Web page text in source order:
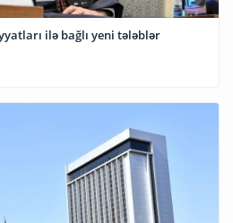
ilə bağlı yeni tələblər